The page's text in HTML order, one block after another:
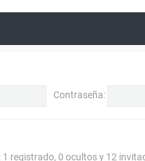
Contraseña:
1 registrado, 0 ocultos y 12